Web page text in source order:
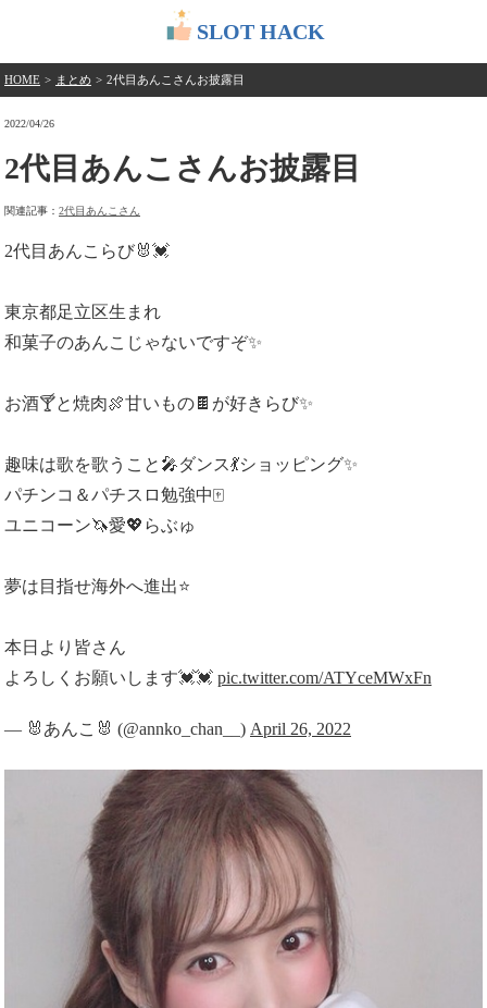
SLOT HACK
HOME > まとめ > 2代目あんこさんお披露目
2022/04/26
2代目あんこさんお披露目
関連記事： 2代目あんこさん
2代目あんこらび🐰💓
東京都足立区生まれ
和菓子のあんこじゃないですぞ✨
お酒🍸と焼肉🍖甘いもの🍫が好きらび✨
趣味は歌を歌うこと🎤ダンス💃ショッピング✨
パチンコ＆パチスロ勉強中🀄️
ユニコーン🦄愛💖らぶゅ
夢は目指せ海外へ進出⭐️
本日より皆さん
よろしくお願いします💓💓 pic.twitter.com/ATYceMWxFn
— 🐰あんこ🐰 (@annko_chan__) April 26, 2022